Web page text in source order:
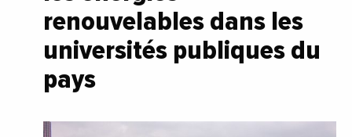
renouvelables dans les
universités publiques du
pays